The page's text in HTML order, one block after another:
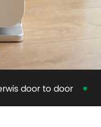
door to door